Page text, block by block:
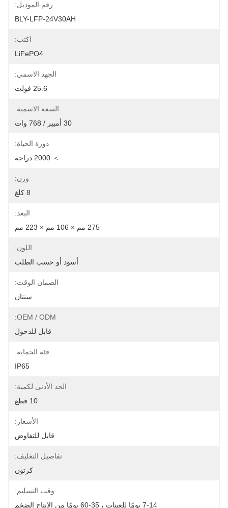
رقم الموديل:
BLY-LFP-24V30AH
اكتب:
LiFePO4
الجهد الاسمي:
25.6 فولت
السعة الاسمية:
30 أمبير / 768 وات
دورة الحياة:
＞ 2000 دراجة
وزن:
8 كلغ
البعد:
275 مم × 106 مم × 223 مم
اللون:
أسود أو حسب الطلب
الضمان الوقت:
سنتان
OEM / ODM:
قابل للدخول
فئة الحماية:
IP65
الحد الأدنى لكمية:
10 قطع
الأسعار:
قابل للتفاوض
تفاصيل التغليف:
كرتون
وقت التسليم:
7-14 يومًا للعينات ، 35-60 يومًا من الإنتاج الضخم